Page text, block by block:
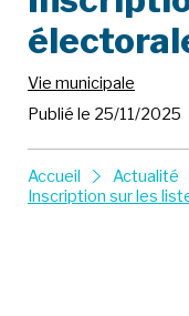
Vie municipale
Publié le 25/11/2025
Accueil
Actualité
Inscription sur les